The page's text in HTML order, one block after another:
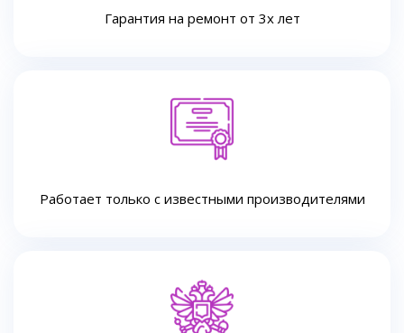
Гарантия на ремонт от 3х лет
Работает только с известными производителями